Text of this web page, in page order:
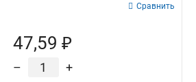
Сравнить
47,59 ₽
– +